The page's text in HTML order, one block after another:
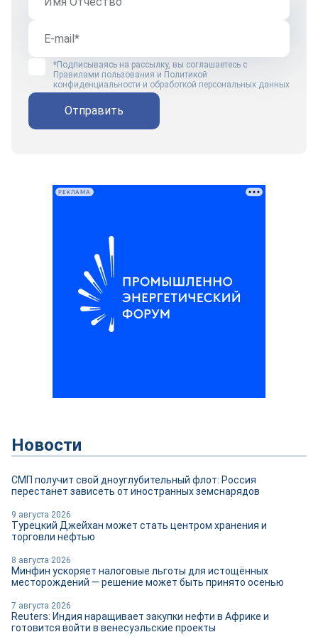
*Подписываясь на рассылку, вы соглашаетесь с
Правилами пользования и Политикой
конфиденциальности и обработкой персональных данных
Отправить
РЕКЛАМА
Новости
СМП получит свой дноуглубительный флот: Россия
перестанет зависеть от иностранных земснарядов
9 августа 2026
Турецкий Джейхан может стать центром хранения и
торговли нефтью
8 августа 2026
Минфин ускоряет налоговые льготы для истощённых
месторождений — решение может быть принято осенью
7 августа 2026
Reuters: Индия наращивает закупки нефти в Африке и
готовится войти в венесуэльские проекты